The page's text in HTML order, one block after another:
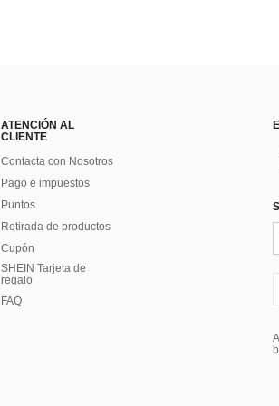
ATENCIÓN AL
CLIENTE
Contacta con Nosotros
Pago e impuestos
Puntos
Retirada de productos
Cupón
SHEIN Tarjeta de
regalo
FAQ